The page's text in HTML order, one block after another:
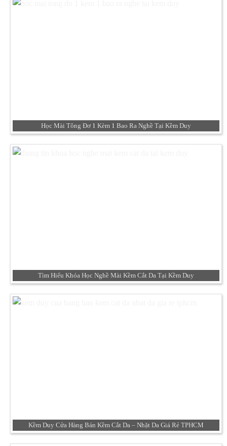
Học Mài Tông Đơ 1 Kèm 1 Bao Ra Nghề Tại Kềm Duy
Tìm Hiểu Khóa Học Nghề Mài Kềm Cắt Da Tại Kềm Duy
Kềm Duy Cửa Hàng Bán Kềm Cắt Da – Nhặt Da Giá Rẻ TPHCM